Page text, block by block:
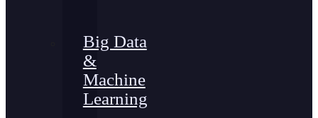
Big Data
&
Machine
Learning